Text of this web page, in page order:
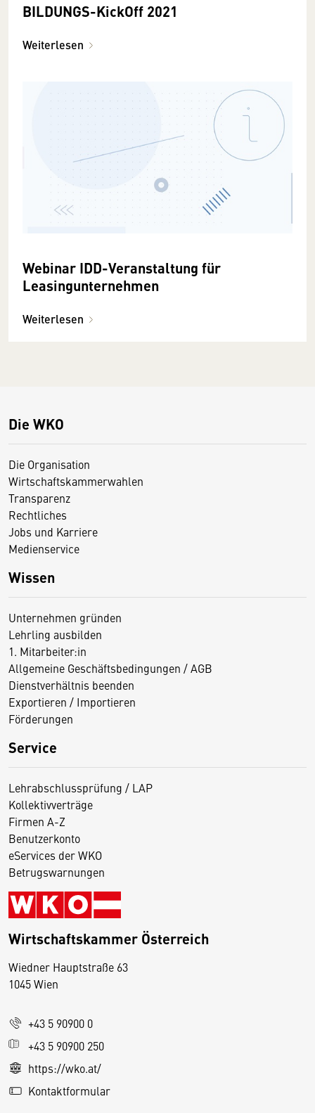
BILDUNGS-KickOff 2021
Weiterlesen
Webinar IDD-Veranstaltung für
Leasingunternehmen
Weiterlesen
Die WKO
Die Organisation
Wirtschaftskammerwahlen
Transparenz
Rechtliches
Jobs und Karriere
Medienservice
Wissen
Unternehmen gründen
Lehrling ausbilden
1. Mitarbeiter:in
Allgemeine Geschäftsbedingungen / AGB
Dienstverhältnis beenden
Exportieren / Importieren
Förderungen
Service
Lehrabschlussprüfung / LAP
Kollektivverträge
Firmen A-Z
Benutzerkonto
eServices der WKO
Betrugswarnungen
Wirtschaftskammer Österreich
Wiedner Hauptstraße 63
1045 Wien
+43 5 90900 0
+43 5 90900 250
https://wko.at/
Kontaktformular
D
s
e
S
e